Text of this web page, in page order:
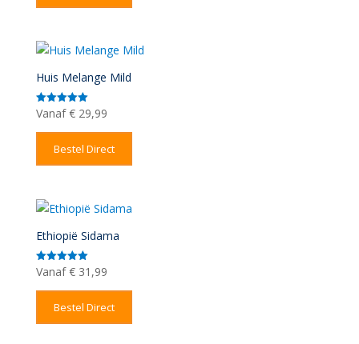
Huis Melange Mild
Gewaardeerd
5.00
uit 5
Vanaf €29,99
Bestel Direct
Ethiopië Sidama
Gewaardeerd
5.00
uit 5
Vanaf €31,99
Bestel Direct